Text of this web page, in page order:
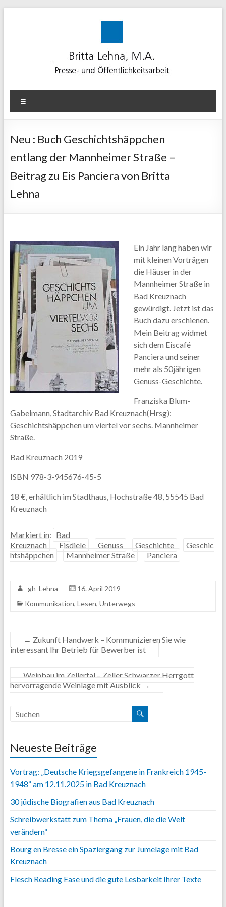
Lehna-
PR
für
erfolgreiche
Kommunikation
Beratung.
Neu : Buch Geschichtshäppchen
entlang der Mannheimer Straße –
Beitrag zu Eis Panciera von Britta
Lehna
Ein Jahr lang haben wir
mit kleinen Vorträgen
die Häuser in der
Mannheimer Straße in
Bad Kreuznach
gewürdigt. Jetzt ist das
Buch dazu erschienen.
Mein Beitrag widmet
sich dem Eiscafé
Panciera und seiner
mehr als 50jährigen
Genuss-Geschichte.
Franziska Blum-
Gabelmann, Stadtarchiv Bad Kreuznach(Hrsg):
Geschichtshäppchen um viertel vor sechs. Mannheimer
Straße.
Bad Kreuznach 2019
ISBN 978-3-945676-45-5
18 €, erhältlich im Stadthaus, Hochstraße 48, 55545 Bad
Kreuznach
Markiert in: Bad
Kreuznach
Eisdiele Genuss Geschichte
Geschic
htshäppchen
Mannheimer Straße Panciera
_gh_Lehna
16. April 2019
Kommunikation, Lesen, Unterwegs
← Zukunft Handwerk – Kommunizieren Sie wie
interessant Ihr Betrieb für Bewerber ist
Weinbau im Zellertal – Zeller Schwarzer Herrgott
hervorragende Weinlage mit Ausblick →
Neueste Beiträge
Vortrag: „Deutsche Kriegsgefangene in Frankreich 1945-
1948“ am 12.11.2025 in Bad Kreuznach
30 jüdische Biografien aus Bad Kreuznach
Schreibwerkstatt zum Thema „Frauen, die die Welt
verändern“
Bourg en Bresse ein Spaziergang zur Jumelage mit Bad
Kreuznach
Flesch Reading Ease und die gute Lesbarkeit Ihrer Texte